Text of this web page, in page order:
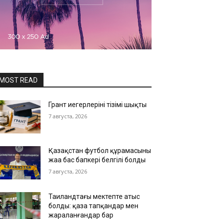
READ
Грант иегерлерінің тізімі шықты
7 августа, 2026
Қазақстан футбол құрамасының
жаңа бас бапкері белгілі болды
7 августа, 2026
Таиландтағы мектепте атыс
болды: қаза тапқандар мен
жараланғандар бар